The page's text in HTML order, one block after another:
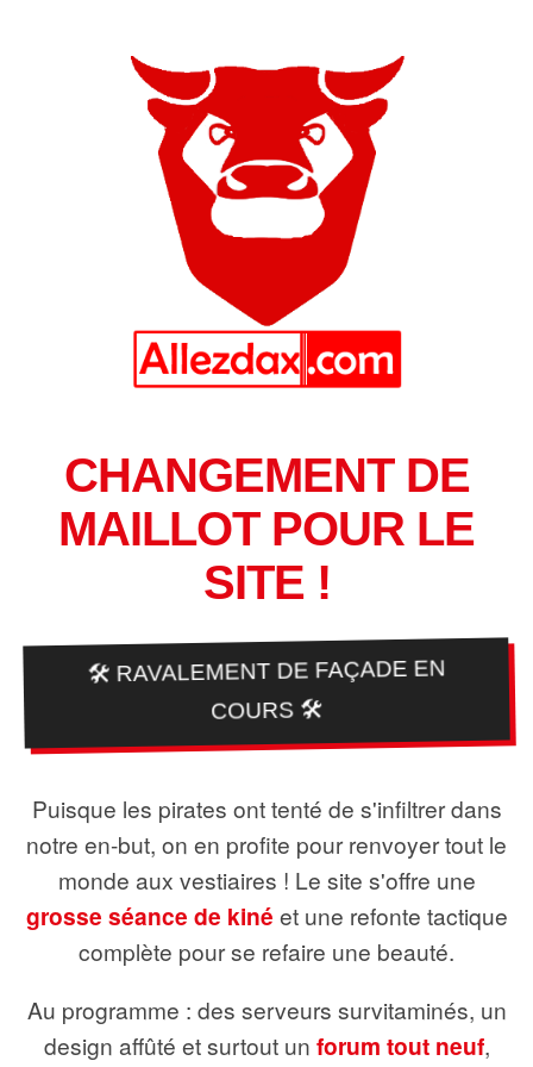
CHANGEMENT DE
MAILLOT POUR LE
SITE !
🛠️ RAVALEMENT DE FAÇADE EN
COURS 🛠️
Puisque les pirates ont tenté de s'infiltrer dans
notre en-but, on en profite pour renvoyer tout le
monde aux vestiaires ! Le site s'offre une
grosse séance de kiné et une refonte tactique
complète pour se refaire une beauté.
Au programme : des serveurs survitaminés, un
design affûté et surtout un forum tout neuf,